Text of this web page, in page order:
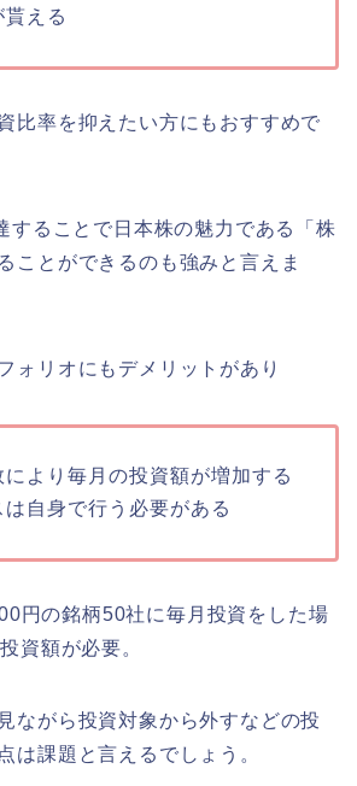
える
比率を抑えたい方にもおすすめで
することで日本株の魅力である「株
ことができるのも強みと言えま
ォリオにもデメリットがあり
より毎月の投資額が増加する
は自身で行う必要がある
円の銘柄50社に毎月投資をした場
資額が必要。
ながら投資対象から外すなどの投
は課題と言えるでしょう。